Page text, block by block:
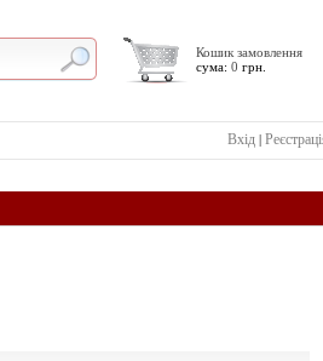
Кошик замовлення
сума: 0 грн.
Вхід |